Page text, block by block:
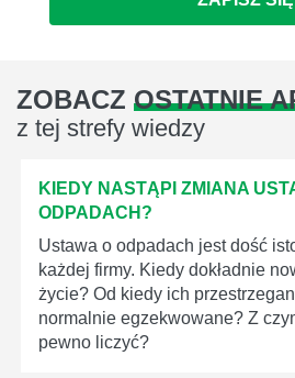
ZOBACZ OSTATNIE
z tej strefy wiedzy
KIEDY NASTĄPI ZMIANA
ODPADACH?
Ustawa o odpadach jest dość
każdej firmy. Kiedy dokładnie
życie? Od kiedy ich
normalnie egzekwowane? Z
pewno liczyć?